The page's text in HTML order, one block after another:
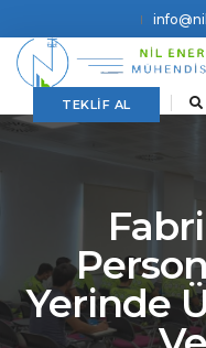
TEKLİF AL
Yerinde